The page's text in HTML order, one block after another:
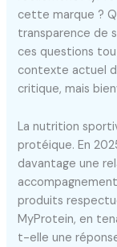
cette marque ?
transparence de
ces questions
contexte actuel
critique, mais
La nutrition
protéique. En
davantage une
produits
MyProtein, en
t-elle une